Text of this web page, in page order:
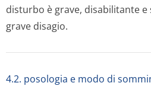
disturbo è grave, disabilitante
grave disagio.
4.2. posologia e modo di